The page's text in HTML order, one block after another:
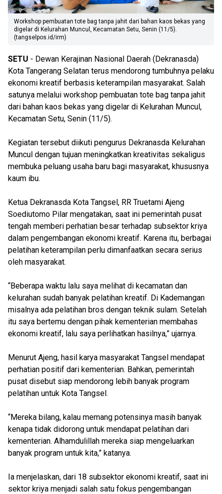
Workshop pembuatan tote bag tanpa jahit dari bahan kaos bekas yang
digelar di Kelurahan Muncul, Kecamatan Setu, Senin (11/5).
(tangselpos.id/irm)
SETU - Dewan Kerajinan Nasional Daerah (Dekranasda)
Kota Tangerang Selatan terus mendorong tumbuhnya pelaku
ekonomi kreatif berbasis keterampilan masyarakat. Salah
satunya melalui workshop pembuatan tote bag tanpa jahit
dari bahan kaos bekas yang digelar di Kelurahan Muncul,
Kecamatan Setu, Senin (11/5).
Kegiatan tersebut diikuti pengurus Dekranasda Kelurahan
Muncul dengan tujuan meningkatkan kreativitas sekaligus
membuka peluang usaha baru bagi masyarakat, khususnya
kaum ibu.
Ketua Dekranasda Kota Tangsel, RR Truetami Ajeng
Soediutomo Pilar mengatakan, saat ini pemerintah pusat
tengah memberi perhatian besar terhadap subsektor kriya
dalam pengembangan ekonomi kreatif. Karena itu, berbagai
pelatihan keterampilan perlu dimanfaatkan secara serius
oleh masyarakat.
“Beberapa waktu lalu saya melihat di kecamatan dan
kelurahan sudah banyak pelatihan kreatif. Di Kademangan
misalnya ada pelatihan bros dengan teknik sulam. Setelah
itu saya bertemu dengan pihak kementerian membahas
ekonomi kreatif, lalu saya perlihatkan hasilnya,” ujarnya.
Menurut Ajeng, hasil karya masyarakat Tangsel mendapat
perhatian positif dari kementerian. Bahkan, pemerintah
pusat disebut siap mendorong lebih banyak program
pelatihan untuk Kota Tangsel.
“Mereka bilang, kalau memang potensinya masih banyak
kenapa tidak didorong untuk mendapat pelatihan dari
kementerian. Alhamdulillah mereka siap mengeluarkan
banyak program untuk kita,” katanya.
Ia menjelaskan, dari 18 subsektor ekonomi kreatif, saat ini
sektor kriya menjadi salah satu fokus pengembangan